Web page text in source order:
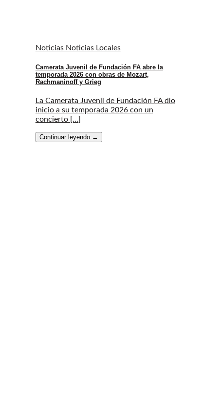
Noticias Noticias Locales
Camerata Juvenil de Fundación FA abre la
temporada 2026 con obras de Mozart,
Rachmaninoff y Grieg
La Camerata Juvenil de Fundación FA dio
inicio a su temporada 2026 con un
concierto [...]
Continuar leyendo →